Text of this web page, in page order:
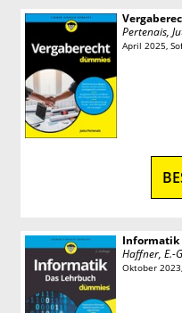
Pertenais,
April 2025,
Informatik
Haffner, E.-
Oktober